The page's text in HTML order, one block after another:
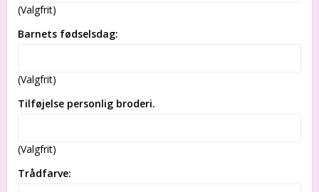
(Valgfrit)
Barnets fødselsdag:
(Valgfrit)
Tilføjelse personlig broderi.
(Valgfrit)
Trådfarve: